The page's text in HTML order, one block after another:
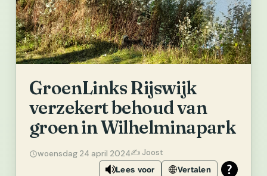
GroenLinks Rijswijk
verzekert behoud van
groen in Wilhelminapark
woensdag 24 april 2024✍️ Joost
Lees voor Vertalen